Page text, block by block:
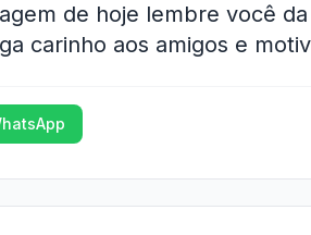
de hoje lembre você
carinho aos amigos e